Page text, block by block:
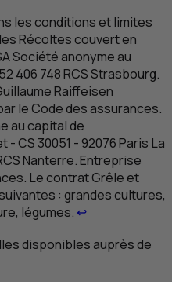
les conditions et limites
Récoltes couvert en
Société anonyme au
406 748RCSStrasbourg.
Raiffeisen
le Code des assurances.
au capital de
-CS 30051 - 92076 Paris La
Nanterre. Entreprise
Le contrat Grêle et
: grandes cultures,
légumes. ↩Retour au
disponibles auprès de
6